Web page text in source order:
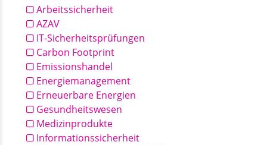
Arbeitssicherheit
AZAV
IT-Sicherheitsprüfungen
Carbon Footprint
Emissionshandel
Energiemanagement
Erneuerbare Energien
Gesundheitswesen
Medizinprodukte
Informationssicherheit